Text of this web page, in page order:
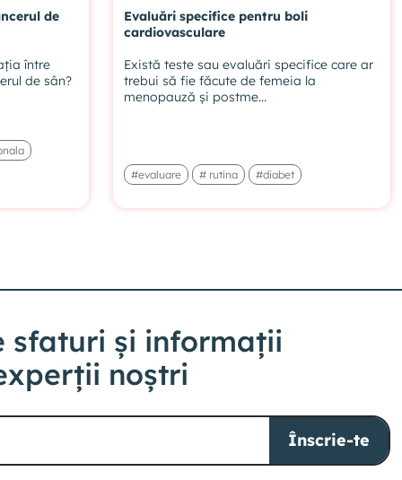
VIDEO EXCLUSIV ABONAȚILOR
16. Stil de viață vs boli cardiovasculare
17. Protecție afecțiuni cardiovasculare
VIDEO EXCLUSIV ABONAȚILOR
19. Ce fel de sporturi sunt recomandate?
VIDEO EXCLUSIV ABONAȚILOR
de
între
de sân?
Evaluări specifice pentru boli
cardiovasculare
Există teste sau evaluări specifice care ar
trebui să fie făcute de femeia la
menopauză și postme...
#evaluare # rutina #diabet
sfaturi și informații
noștri
Înscrie-te